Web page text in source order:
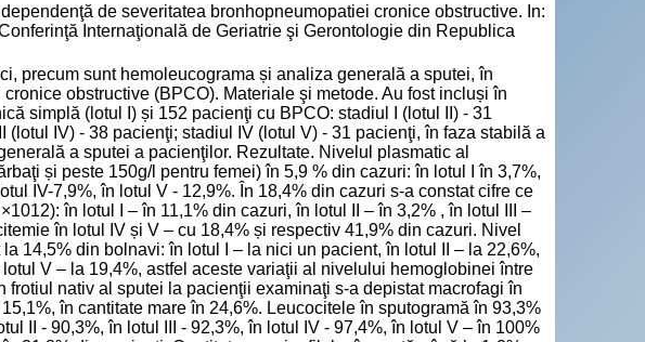
de severitatea bronhopneumopatiei cronice obstructive. In:
Internaţională de Geriatrie şi Gerontologie din Republica
precum sunt hemoleucograma și analiza generală a sputei, în
obstructive (BPCO). Materiale şi metode. Au fost incluși în
simplă (lotul I) și 152 pacienţi cu BPCO: stadiul I (lotul II) - 31
(lotul IV) - 38 pacienţi; stadiul IV (lotul V) - 31 pacienţi, în faza stabilă a
a sputei a pacienţilor. Rezultate. Nivelul plasmatic al
și peste 150g/l pentru femei) în 5,9 % din cazuri: în lotul I în 3,7%,
IV-7,9%, în lotul V - 12,9%. În 18,4% din cazuri s-a constat cifre ce
în lotul I – în 11,1% din cazuri, în lotul II – în 3,2% , în lotul III –
în lotul IV și V – cu 18,4% și respectiv 41,9% din cazuri. Nivel
14,5% din bolnavi: în lotul I – la nici un pacient, în lotul II – la 22,6%,
V – la 19,4%, astfel aceste variaţii al nivelului hemoglobinei între
frotiul nativ al sputei la pacienţii examinaţi s-a depistat macrofagi în
în cantitate mare în 24,6%. Leucocitele în sputogramă în 93,3%
II - 90,3%, în lotul III - 92,3%, în lotul IV - 97,4%, în lotul V – în 100%